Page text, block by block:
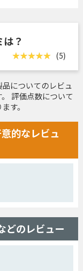
？
(5)
についてのレビュ
評価点数について
す。
的なレビュ
どのレビュー